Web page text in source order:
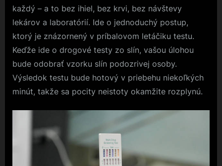
každý – a to bez ihiel, bez krvi, bez návštevy
lekárov a laboratórií. Ide o jednoduchý postup,
ktorý je znázornený v príbalovom letáčiku testu.
Keďže ide o drogové testy zo slín, vašou úlohou
bude odobrať vzorku slín podozrivej osoby.
Výsledok testu bude hotový v priebehu niekoľkých
minút, takže sa pocity neistoty okamžite rozplynú.